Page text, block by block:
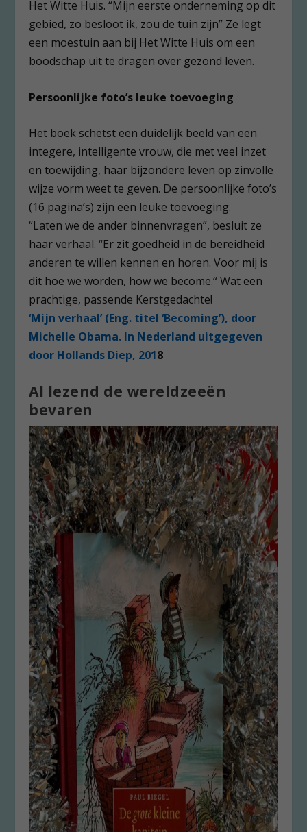
Het Witte Huis. “Mijn eerste onderneming op dit
gebied, zo besloot ik, zou de tuin zijn” Ze legt
een moestuin aan bij Het Witte Huis om een
boodschap uit te dragen over gezond leven.
Persoonlijke foto’s leuke toevoeging
Het boek schetst een duidelijk beeld van een
integere, intelligente vrouw, die met veel inzet
en toewijding, haar bijzondere leven op zinvolle
wijze vorm weet te geven. De persoonlijke foto’s
(16 pagina’s) zijn een leuke toevoeging.
“Laten we de ander binnenvragen”, besluit ze
haar verhaal. “Er zit goedheid in de bereidheid
anderen te willen kennen en horen. Voor mij is
dit hoe we worden, how we become.“ Wat een
prachtige, passende Kerstgedachte!
‘Mijn verhaal’ (Eng. titel ‘Becoming’), door
Michelle Obama. In Nederland uitgegeven
door Hollands Diep, 2018
Al lezend de wereldzeeën
bevaren